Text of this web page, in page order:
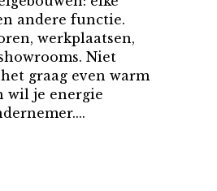
andere functie.
werkplaatsen,
Niet
graag even warm
wil je energie